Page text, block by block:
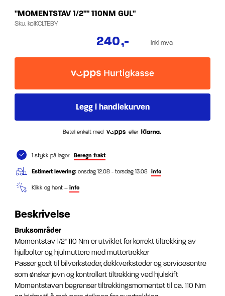
"MOMENTSTAV 1/2"" 110NM GUL"
Sku.kclKCLTEBY
240,- inkl mva
Betal enkelt med eller
1 stykk på lager Beregn frakt
Estimert levering: onsdag 12.08 - torsdag 13.08 info
Klikk og hent – info
Beskrivelse
Bruksområder
Momentstav 1/2" 110 Nm er utviklet for korrekt tiltrekking av
hjulbolter og hjulmuttere med muttertrekker
Passer godt til bilverksteder, dekkverksteder og servicesentre
som ønsker jevn og kontrollert tiltrekking ved hjulskift
Momentstaven begrenser tiltrekkingsmomentet til ca. 110 Nm